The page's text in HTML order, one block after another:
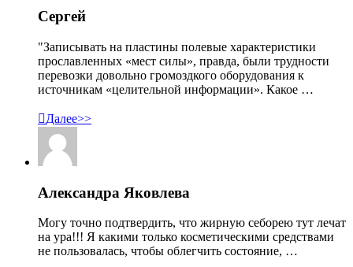
Сергей
"Записывать на пластины полевые характеристики
прославленных «мест силы», правда, были трудности
перевозки довольно громоздкого оборудования к
источникам «целительной информации». Какое …
Далее>>
Александра Яковлева
Могу точно подтвердить, что жирную себорею тут лечат
на ура!!! Я какими только косметическими средствами
не пользовалась, чтобы облегчить состояние, …